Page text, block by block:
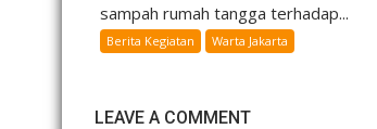
sampah rumah tangga terhadap...
Berita Kegiatan Warta Jakarta
LEAVE A COMMENT